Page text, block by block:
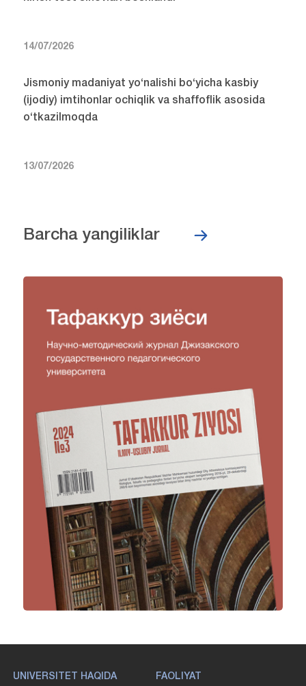
14/07/2026
Jismoniy madaniyat yo‘nalishi bo‘yicha kasbiy
(ijodiy) imtihonlar ochiqlik va shaffoflik asosida
o‘tkazilmoqda
13/07/2026
Barcha yangiliklar
UNIVERSITET HAQIDA FAOLIYAT